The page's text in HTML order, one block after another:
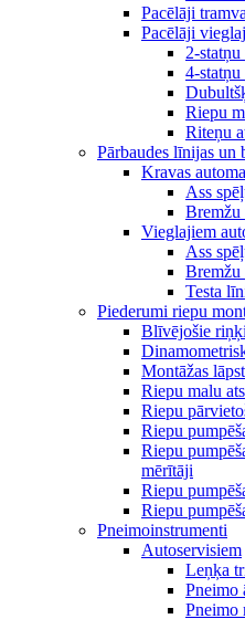
Pacēlāji
Pacēlāji
2-
4-statņu
Riepu
Riteņu
Pārbaudes līnijas un
Kravas
Ass
Bremžu
Vieglajiem
Ass
Bremžu
Testa
Piederumi riepu
Blīvējošie riņķi
Montāžas
Riepu malu
Riepu
Riepu
Riepu
mērītāji
Riepu
Riepu
Pneimoinstrumenti
Autoservisiem
Leņķa
Pneimo
Pneimo